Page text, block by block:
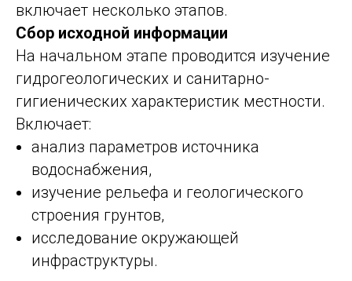
включает несколько этапов.
Сбор исходной информации
На начальном этапе проводится изучение
гидрогеологических и санитарно-
гигиенических характеристик местности.
Включает:
анализ параметров источника
водоснабжения,
изучение рельефа и геологического
строения грунтов,
исследование окружающей
инфраструктуры.